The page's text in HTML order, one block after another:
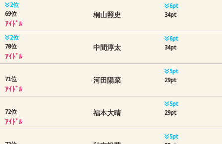
2位
69位
ｱｲﾄﾞﾙ
桐山照史
6pt
34pt
2位
70位
ｱｲﾄﾞﾙ
中間淳太
6pt
34pt
71位
ｱｲﾄﾞﾙ
河田陽菜
5pt
29pt
72位
ｱｲﾄﾞﾙ
福本大晴
5pt
29pt
5pt